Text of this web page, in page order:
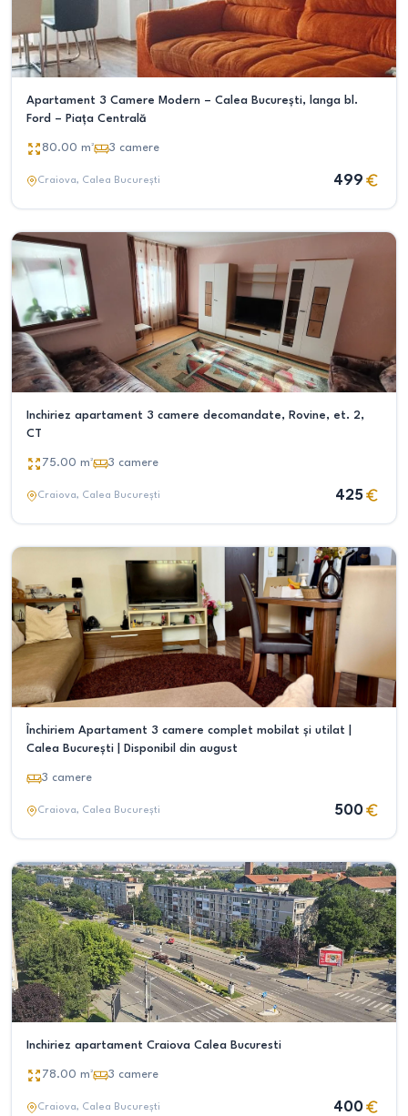
Apartament 3 Camere Modern – Calea București, langa bl.
Ford – Piața Centrală
80.00 m² 3 camere
Craiova, Calea București 499
Inchiriez apartament 3 camere decomandate, Rovine, et. 2,
CT
75.00 m² 3 camere
Craiova, Calea București 425
Închiriem Apartament 3 camere complet mobilat și utilat |
Calea București | Disponibil din august
3 camere
Craiova, Calea București 500
Inchiriez apartament Craiova Calea Bucuresti
78.00 m² 3 camere
Craiova, Calea București 400